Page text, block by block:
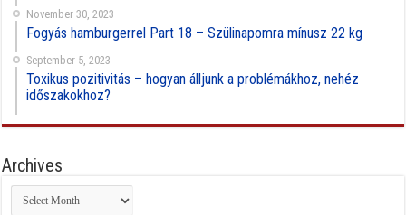
November 30, 2023
Fogyás hamburgerrel Part 18 – Szülinapomra mínusz 22 kg
September 5, 2023
Toxikus pozitivitás – hogyan álljunk a problémákhoz, nehéz
időszakokhoz?
Archives
Archives